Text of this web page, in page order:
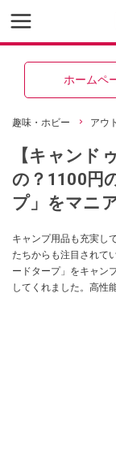
ホームペ
趣味・ホビー アウ
【キャンド
の？1100円
プ」をマニ
キャンプ用品も充実し
たちからも注目されて
ードタープ」をキャン
してくれました。高性